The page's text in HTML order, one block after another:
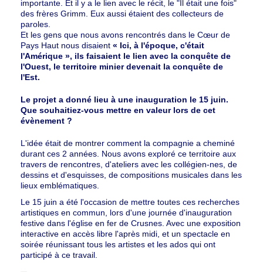
importante. Et il y a le lien avec le récit, le "Il était une fois"
des frères Grimm. Eux aussi étaient des collecteurs de
paroles.
Et les gens que nous avons rencontrés dans le Cœur de
Pays Haut nous disaient « Ici, à l'époque, c'était
l'Amérique », ils faisaient le lien avec la conquête de
l'Ouest, le territoire minier devenait la conquête de
l'Est.
Le projet a donné lieu à une inauguration le 15 juin.
Que souhaitiez-vous mettre en valeur lors de cet
évènement ?
L'idée était de montrer comment la compagnie a cheminé
durant ces 2 années. Nous avons exploré ce territoire aux
travers de rencontres, d'ateliers avec les collégien-nes, de
dessins et d'esquisses, de compositions musicales dans les
lieux emblématiques.
Le 15 juin a été l'occasion de mettre toutes ces recherches
artistiques en commun, lors d'une journée d'inauguration
festive dans l'église en fer de Crusnes. Avec une exposition
interactive en accès libre l'après midi, et un spectacle en
soirée réunissant tous les artistes et les ados qui ont
participé à ce travail.